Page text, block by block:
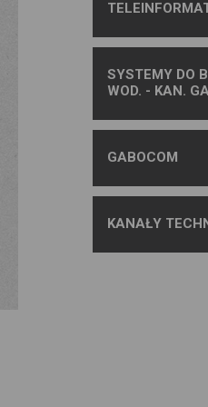
SYSTEMY DO
WOD. - KAN.
GABOCOM
KANAŁY